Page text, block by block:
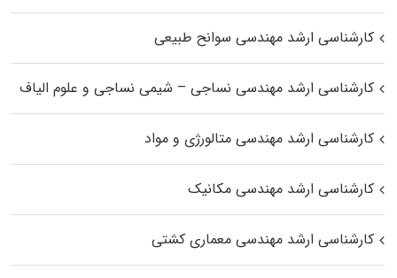
کارشناسی ارشد مهندسی سوانح طبیعی
کارشناسی ارشد مهندسی نساجی – شیمی نساجی و علوم الیاف
کارشناسی ارشد مهندسی متالورژی و مواد
کارشناسی ارشد مهندسی مکانیک
کارشناسی ارشد مهندسی معماری کشتی